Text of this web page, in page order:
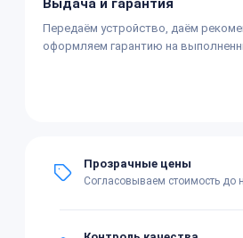
Передаём устройство, даём
оформляем гарантию на
Прозрачные цены
Согласовываем стоимость до